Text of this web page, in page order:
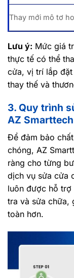
Thay mới mô tơ
Lưu ý: Mức giá
thực tế có thể
cửa, vị trí lắp
thay thế và
3. Quy trình
AZ Smarttech
Để đảm bảo
chóng, AZ
ràng cho từng
dịch vụ sửa cửa
luôn được hỗ trợ
tra và sửa chữa,
toàn hơn.